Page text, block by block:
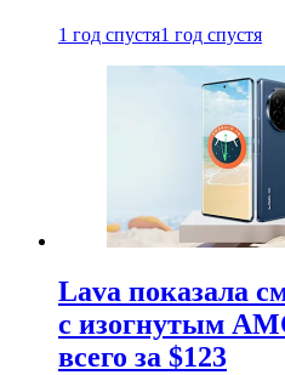
1 год спустя1 год спустя
Lava показала
с изогнутым
всего за $123